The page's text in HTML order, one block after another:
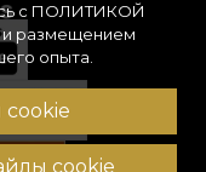
с ПОЛИТИКОЙ
и размещением
опыта.
cookie